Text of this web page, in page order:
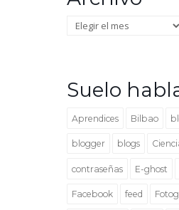
Archivo
Suelo
Aprendices Bilbao
blogger blogs
contraseñas E-ghost
Facebook feed